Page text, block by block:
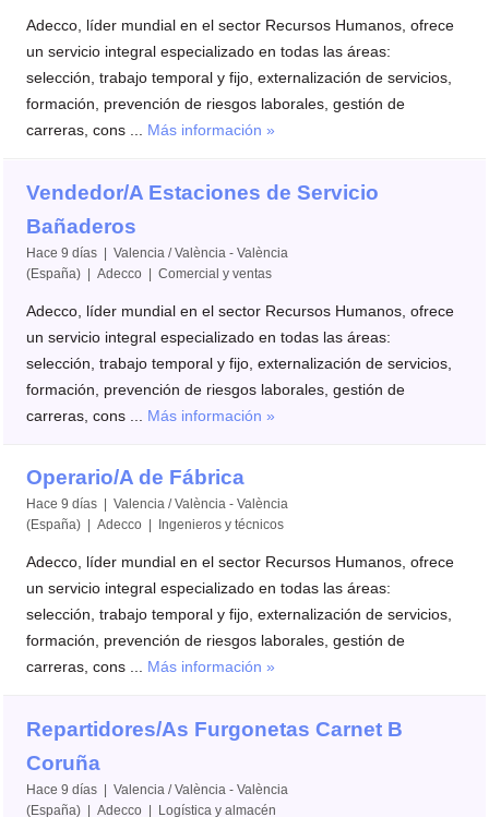
Adecco, líder mundial en el sector Recursos Humanos, ofrece
un servicio integral especializado en todas las áreas:
selección, trabajo temporal y fijo, externalización de servicios,
formación, prevención de riesgos laborales, gestión de
carreras, cons ... Más información »
Vendedor/A Estaciones de Servicio
Bañaderos
Hace 9 días | Valencia / València - València
(España) | Adecco | Comercial y ventas
Adecco, líder mundial en el sector Recursos Humanos, ofrece
un servicio integral especializado en todas las áreas:
selección, trabajo temporal y fijo, externalización de servicios,
formación, prevención de riesgos laborales, gestión de
carreras, cons ... Más información »
Operario/A de Fábrica
Hace 9 días | Valencia / València - València
(España) | Adecco | Ingenieros y técnicos
Adecco, líder mundial en el sector Recursos Humanos, ofrece
un servicio integral especializado en todas las áreas:
selección, trabajo temporal y fijo, externalización de servicios,
formación, prevención de riesgos laborales, gestión de
carreras, cons ... Más información »
Repartidores/As Furgonetas Carnet B
Coruña
Hace 9 días | Valencia / València - València
(España) | Adecco | Logística y almacén